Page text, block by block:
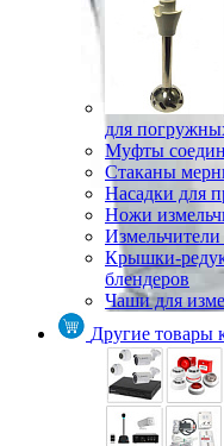
для
Муфты
Стаканы
Насадки для
Ножи
Крышки-
блендеров
Чаши для
Другие товары